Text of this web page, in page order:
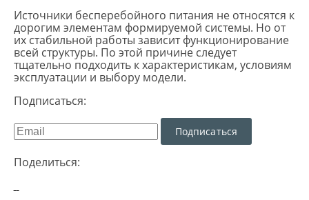
Источники бесперебойного питания не относятся к
дорогим элементам формируемой системы. Но от
их стабильной работы зависит функционирование
всей структуры. По этой причине следует
тщательно подходить к характеристикам, условиям
эксплуатации и выбору модели.
Подписаться:
Подписаться
Поделиться: